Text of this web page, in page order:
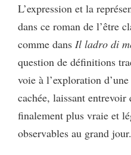
L’expression et la
dans ce roman de l’être
comme dans Il ladro di
question de définitions
voie à l’exploration
cachée, laissant
finalement plus vraie et
observables au grand jour.